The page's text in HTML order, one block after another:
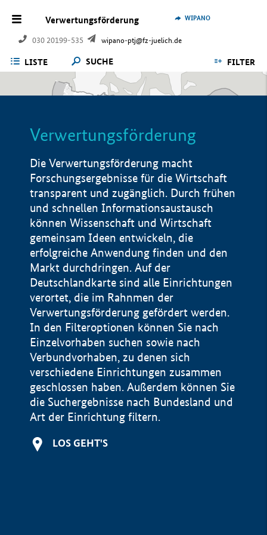
Verwertungsförderung
030 20199-535 wipano-ptj@fz-juelich.de
WIPANO
LISTE SUCHE FILTER
Verwertungsförderung
Die Verwertungsförderung macht
Forschungsergebnisse für die Wirtschaft
transparent und zugänglich. Durch frühen
und schnellen Informationsaustausch
können Wissenschaft und Wirtschaft
gemeinsam Ideen entwickeln, die
erfolgreiche Anwendung finden und den
Markt durchdringen. Auf der
Deutschlandkarte sind alle Einrichtungen
verortet, die im Rahnmen der
Verwertungsförderung gefördert werden.
In den Filteroptionen können Sie nach
Einzelvorhaben suchen sowie nach
Verbundvorhaben, zu denen sich
verschiedene Einrichtungen zusammen
geschlossen haben. Außerdem können Sie
die Suchergebnisse nach Bundesland und
Art der Einrichtung filtern.
LOS GEHT'S